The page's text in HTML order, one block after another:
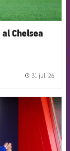
Chelsea
31 jul. 26